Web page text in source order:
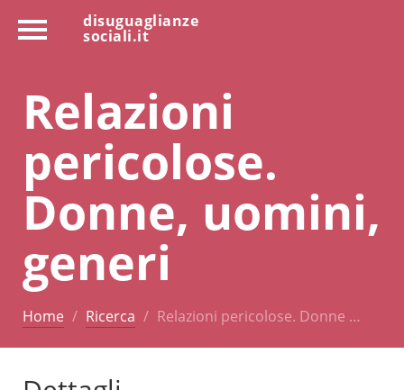
disuguaglianze
sociali.it
Relazioni
pericolose.
Donne, uomini,
generi
Home Ricerca Relazioni pericolose. Donne …